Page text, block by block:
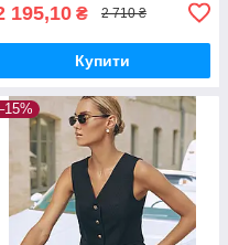
195,10 ₴ 2 710 ₴
Купити